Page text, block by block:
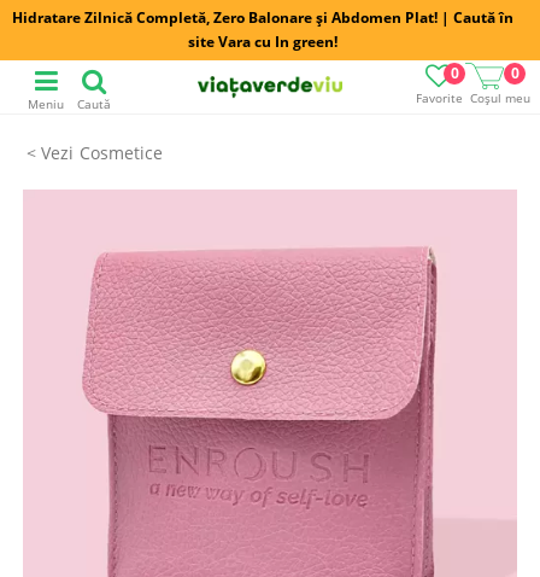
Hidratare Zilnică Completă, Zero Balonare și Abdomen Plat! | Caută în
site Vara cu In green!
Favorite
0
Coșul meu
0
Meniu Caută
Cosmetice